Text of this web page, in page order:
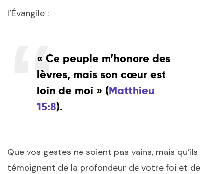
l’Évangile :
« Ce peuple m’honore des
lèvres, mais son cœur est
loin de moi » (Matthieu
15:8).
Que vos gestes ne soient pas vains, mais qu’ils
témoignent de la profondeur de votre foi et de